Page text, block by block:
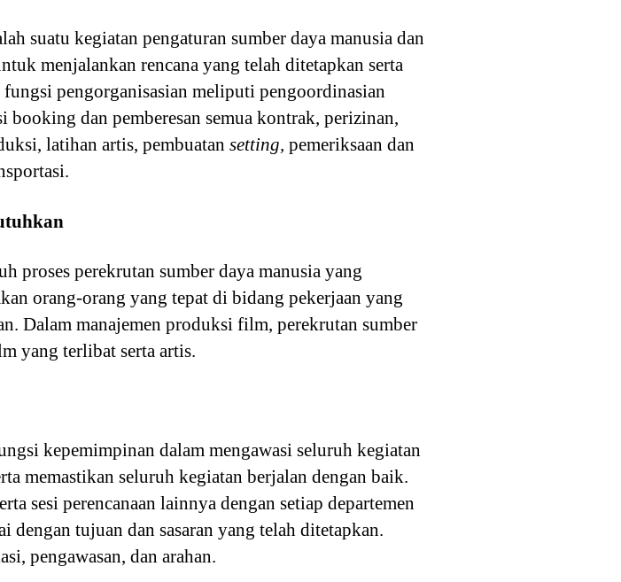
suatu kegiatan pengaturan sumber daya manusia dan
menjalankan rencana yang telah ditetapkan serta
pengorganisasian meliputi pengoordinasian
dan pemberesan semua kontrak, perizinan,
latihan artis, pembuatan setting, pemeriksaan dan
proses perekrutan sumber daya manusia yang
orang-orang yang tepat di bidang pekerjaan yang
Dalam manajemen produksi film, perekrutan sumber
yang terlibat serta artis.
kepemimpinan dalam mengawasi seluruh kegiatan
memastikan seluruh kegiatan berjalan dengan baik.
sesi perencanaan lainnya dengan setiap departemen
dengan tujuan dan sasaran yang telah ditetapkan.
pengawasan, dan arahan.